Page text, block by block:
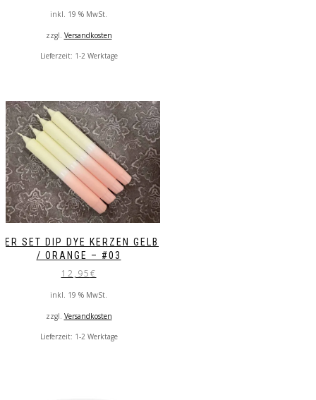
inkl. 19 % MwSt.
zzgl. Versandkosten
Lieferzeit: 1-2 Werktage
SET DIP DYE KERZEN GELB
/ ORANGE – #03
12,95€
inkl. 19 % MwSt.
zzgl. Versandkosten
Lieferzeit: 1-2 Werktage